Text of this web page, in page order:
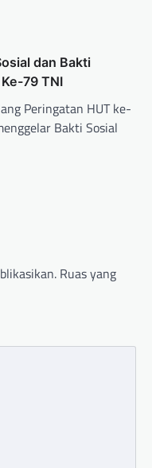
dan Bakti
79 TNI
Peringatan HUT ke-
Bakti Sosial
Ruas yang